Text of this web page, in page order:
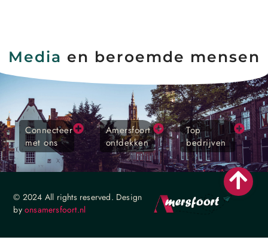
Media en beroemde mensen
Connecteer
met ons
Amersfoort
ontdekken
Top
bedrijven
© 2024 All rights reserved. Design
by onsamersfoort.nl